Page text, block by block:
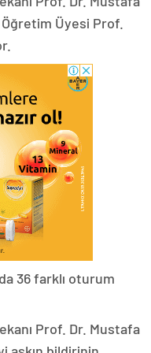
Üyesi Prof.
36 farklı oturum
Prof. Dr. Mustafa